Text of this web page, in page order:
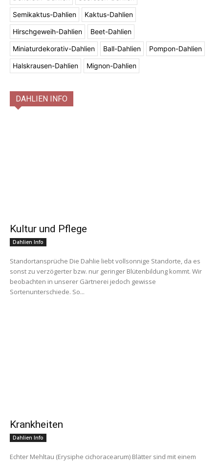
Semikaktus-Dahlien Kaktus-Dahlien
Hirschgeweih-Dahlien Beet-Dahlien
Miniaturdekorativ-Dahlien Ball-Dahlien Pompon-Dahlien
Halskrausen-Dahlien Mignon-Dahlien
DAHLIEN INFO
Kultur und Pflege
Dahlien Info
Standortansprüche Die Dahlie liebt vollsonnige Standorte, da es
sonst zu verzögerter bzw. nur geringer Blütenbildung kommt. Wir
beobachten in unserer Gärtnerei jedoch gewisse
Sortenunterschiede. So...
Krankheiten
Dahlien Info
Echter Mehltau (Erysiphe cichoracearum) Blätter sind mit einem